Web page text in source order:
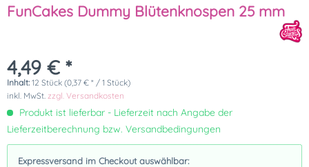
FunCakes Dummy Blütenknospen 25 mm
4,49 € *
Inhalt: 12 Stück (0,37 € * / 1 Stück)
inkl. MwSt. zzgl. Versandkosten
Produkt ist lieferbar - Lieferzeit nach Angabe der
Lieferzeitberechnung bzw. Versandbedingungen
Expressversand im Checkout auswählbar: